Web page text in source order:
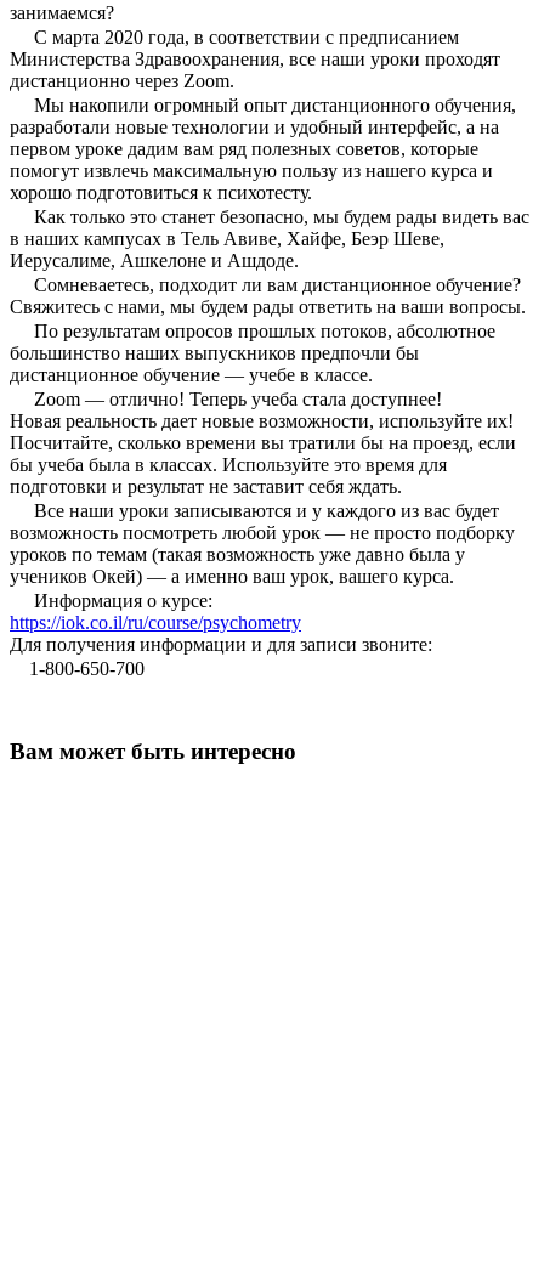
занимаемся?
С марта 2020 года, в соответствии с предписанием
Министерства Здравоохранения, все наши уроки проходят
дистанционно через Zoom.
Мы накопили огромный опыт дистанционного обучения,
разработали новые технологии и удобный интерфейс, а на
первом уроке дадим вам ряд полезных советов, которые
помогут извлечь максимальную пользу из нашего курса и
хорошо подготовиться к психотесту.
Как только это станет безопасно, мы будем рады видеть вас
в наших кампусах в Тель Авиве, Хайфе, Беэр Шеве,
Иерусалиме, Ашкелоне и Ашдоде.
Сомневаетесь, подходит ли вам дистанционное обучение?
Свяжитесь с нами, мы будем рады ответить на ваши вопросы.
По результатам опросов прошлых потоков, абсолютное
большинство наших выпускников предпочли бы
дистанционное обучение — учебе в классе.
Zoom — отлично! Теперь учеба стала доступнее!
Новая реальность дает новые возможности, используйте их!
Посчитайте, сколько времени вы тратили бы на проезд, если
бы учеба была в классах. Используйте это время для
подготовки и результат не заставит себя ждать.
Все наши уроки записываются и у каждого из вас будет
возможность посмотреть любой урок — не просто подборку
уроков по темам (такая возможность уже давно была у
учеников Окей) — а именно ваш урок, вашего курса.
Информация о курсе:
https://iok.co.il/ru/course/psychometry
Для получения информации и для записи звоните:⁣
1-800-650-700⁣
Вам может быть интересно